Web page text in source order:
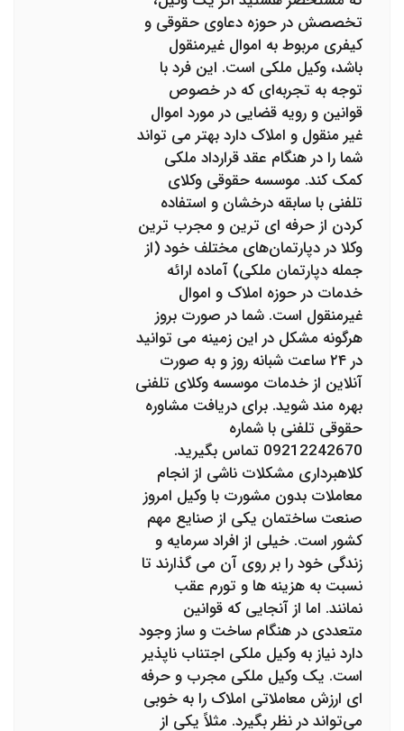
تخصصش در حوزه دعاوی حقوقی و
کیفری مربوط به اموال غیرمنقول
باشد، وکیل ملکی است. این فرد با
توجه به تجربه‌ای که در خصوص
قوانین و رویه قضایی در مورد اموال
غیر منقول و املاک دارد بهتر می تواند
شما را در هنگام عقد قرارداد ملکی
کمک کند. موسسه حقوقی وکلای
تلفنی با سابقه درخشان و استفاده
کردن از حرفه ای ترین و مجرب ترین
وکلا در دپارتمان‌های مختلف خود (از
جمله دپارتمان ملکی) آماده ارائه
خدمات در حوزه املاک و اموال
غیرمنقول است. شما در صورت بروز
هرگونه مشکل در این زمینه می توانید
در ۲۴ ساعت شبانه روز و به صورت
آنلاین از خدمات موسسه وکلای تلفنی
بهره مند شوید. برای دریافت مشاوره
حقوقی تلفنی با شماره
09212242670 تماس بگیرید.
کلاهبرداری مشکلات ناشی از انجام
معاملات بدون مشورت با وکیل امروز
صنعت ساختمان یکی از صنایع مهم
کشور است. خیلی از افراد سرمایه و
زندگی خود را بر روی آن می گذارند تا
نسبت به هزینه ها و تورم عقب
نمانند. اما از آنجایی که قوانین
متعددی در هنگام ساخت و ساز وجود
دارد نیاز به وکیل ملکی اجتناب ناپذیر
است. یک وکیل ملکی مجرب و حرفه
ای ارزش معاملاتی املاک را به خوبی
می‌تواند در نظر بگیرد. مثلاً یکی از